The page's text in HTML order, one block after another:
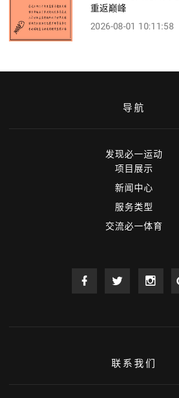
重返巅峰
2026-08-01 10:11:58
导航
发现必一运动
项目展示
新闻中心
服务类型
交流必一体育
联系我们